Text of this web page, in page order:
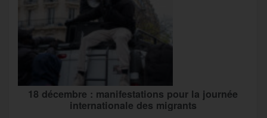
18 décembre : manifestations pour la journée
internationale des migrants